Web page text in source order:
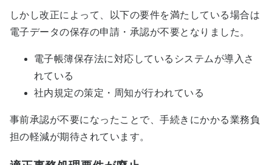
しかし改正によって、以下の要件を満たしている場合は
電子データの保存の申請・承認が不要となりました。
電子帳簿保存法に対応しているシステムが導入さ
れている
社内規定の策定・周知が行われている
事前承認が不要になったことで、手続きにかかる業務負
担の軽減が期待されています。